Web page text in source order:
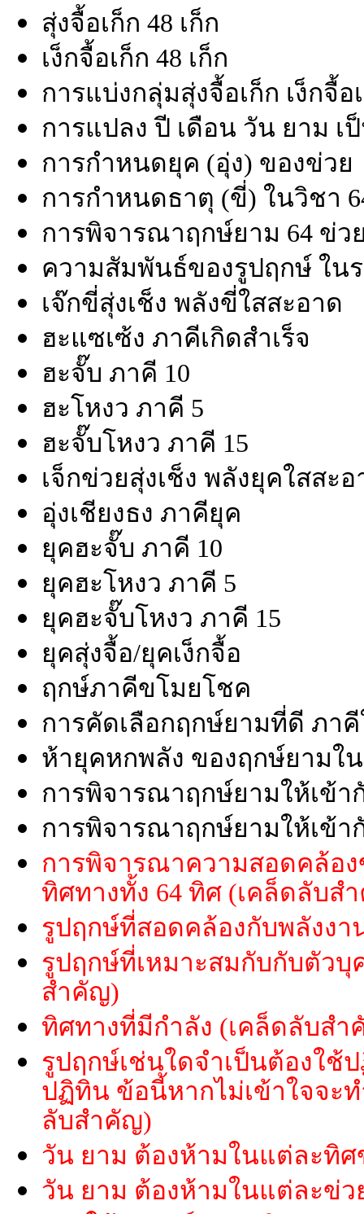
สุ่งจื้อเก็ก 48 เก็ก
เง็กจื้อเก็ก 48 เก็ก
การแบ่งกลุ่มสุ่งจื้อเก็ก เง็กจื้อ
การแปลง ปี เดือน วัน ยาม เ
การกำหนดยุค (อุ่ง) ของข่วย
การกำหนดธาตุ (ขี่) ในวิชา
การพิจารณาฤกษ์ยาม 64 ข่ว
ความสัมพันธ์ของรูปฤกษ์ ใน
เจ๊กขี่สุ่งเช็ง พลังขี่ใสสะอาด
ฮะแซเซ้ง ภาคีเกิดสำเร็จ
ฮะจั๊บ ภาคี 10
ฮะโหงว ภาคี 5
ฮะจั๊บโหงว ภาคี 15
เจ็กข่วยสุ่งเช็ง พลังยุคใสสะอ
อุ่งเชียงธง ภาคียุค
ยุคฮะจั๊บ ภาคี 10
ยุคฮะโหงว ภาคี 5
ยุคฮะจั๊บโหงว ภาคี 15
ยุคสุ่งจื้อ/ยุคเง็กจื้อ
ฤกษ์ภาคีขโมยโชค
การคัดเลือกฤกษ์ยามที่ดี ภา
ห้ายุคหกพลัง ของฤกษ์ยามใ
การพิจารณาฤกษ์ยามให้เข้า
การพิจารณาฤกษ์ยามให้เข้
การพิจารณาความสอดคล้อ
ทิศทางทั้ง 64 ทิศ (เคล็ดลับส
รูปฤกษ์ที่สอดคล้องกับพลังง
รูปฤกษ์ที่เหมาะสมกับกับตัวบุ
สำคัญ)
ทิศทางที่มีกำลัง (เคล็ดลับสำ
รูปฤกษ์เช่นใดจำเป็นต้องใช้
ปฏิทิน ข้อนี้หากไม่เข้าใจจะ
ลับสำคัญ)
วัน ยาม ต้องห้ามในแต่ละทิ
วัน ยาม ต้องห้ามในแต่ละข่